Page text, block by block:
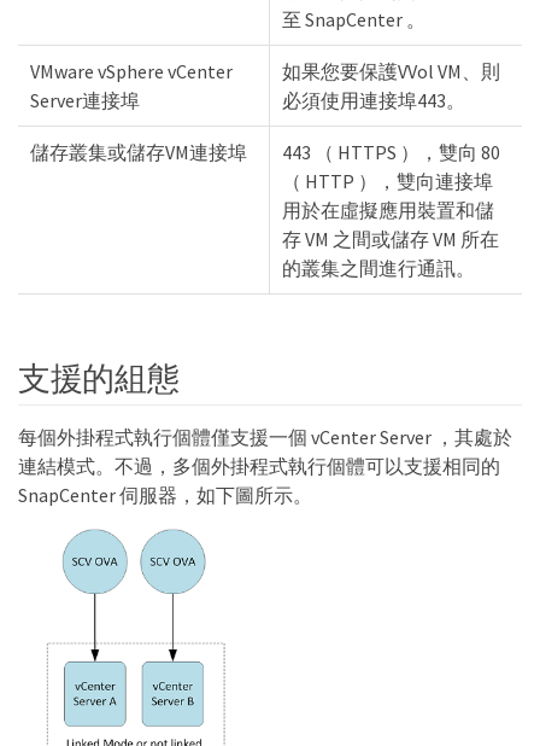
至 SnapCenter 。
VMware vSphere vCenter
Server連接埠
如果您要保護VVol VM、則
必須使用連接埠443。
儲存叢集或儲存VM連接埠
443 （ HTTPS ），雙向 80
（ HTTP ），雙向連接埠
用於在虛擬應用裝置和儲
存 VM 之間或儲存 VM 所在
的叢集之間進行通訊。
支援的組態
每個外掛程式執行個體僅支援一個 vCenter Server ，其處於
連結模式。不過，多個外掛程式執行個體可以支援相同的
SnapCenter 伺服器，如下圖所示。